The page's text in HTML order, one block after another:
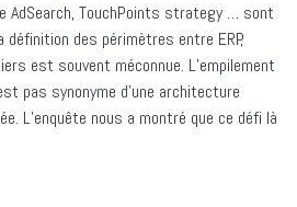
AdSearch, TouchPoints strategy … sont
définition des périmètres entre ERP,
est souvent méconnue. L’empilement
pas synonyme d’une architecture
L’enquête nous a montré que ce défi là